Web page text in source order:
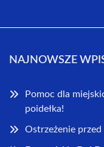
NAJNOWSZE
Pomoc dla
poidełka!
Ostrzeżenie